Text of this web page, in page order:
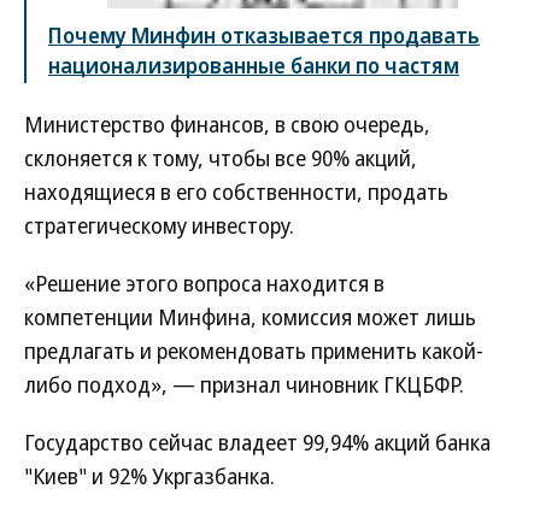
Почему Минфин отказывается продавать
национализированные банки по частям
Министерство финансов, в свою очередь,
склоняется к тому, чтобы все 90% акций,
находящиеся в его собственности, продать
стратегическому инвестору.
«Решение этого вопроса находится в
компетенции Минфина, комиссия может лишь
предлагать и рекомендовать применить какой-
либо подход», — признал чиновник ГКЦБФР.
Государство сейчас владеет 99,94% акций банка
"Киев" и 92% Укргазбанка.